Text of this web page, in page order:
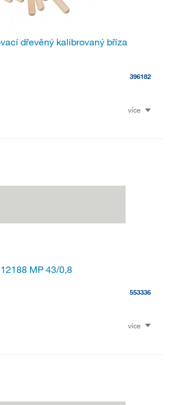
dřevěný kalibrovaný bříza
396182
více
MP 43/0,8
553336
více